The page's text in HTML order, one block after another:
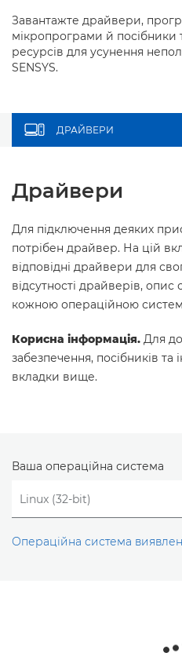
Завантажте драйвери,
мікропрограми й посібники
ресурсів для усунення
SENSYS.
ДРАЙВЕРИ
Драйвери
Для підключення деяких
потрібен драйвер. На цій
відповідні драйвери для
відсутності драйверів, опис
кожною операційною
Корисна інформація. Для
забезпечення, посібників та
вкладки вище.
Ваша операційна система
Операційна система